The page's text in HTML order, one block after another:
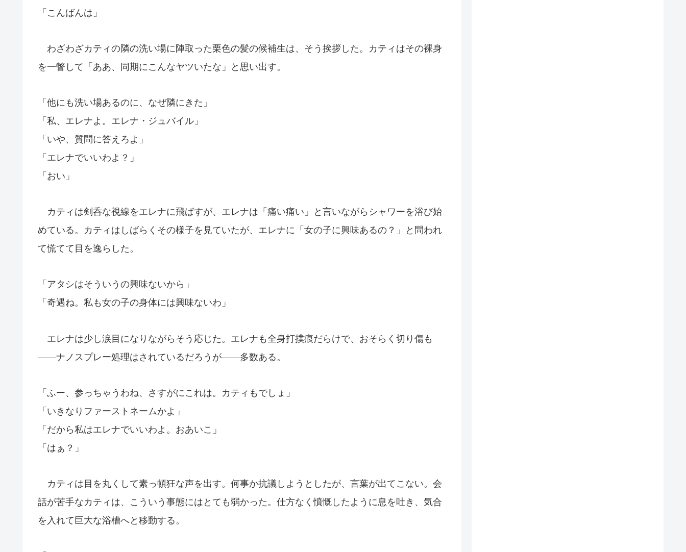
「こんばんは」
わざわざカティの隣の洗い場に陣取った栗色の髪の候補生は、そう挨拶した。カティはその裸身
を一瞥して「ああ、同期にこんなヤツいたな」と思い出す。
「他にも洗い場あるのに、なぜ隣にきた」
「私、エレナよ。エレナ・ジュバイル」
「いや、質問に答えろよ」
「エレナでいいわよ？」
「おい」
カティは剣呑な視線をエレナに飛ばすが、エレナは「痛い痛い」と言いながらシャワーを浴び始
めている。カティはしばらくその様子を見ていたが、エレナに「女の子に興味あるの？」と問われ
て慌てて目を逸らした。
「アタシはそういうの興味ないから」
「奇遇ね。私も女の子の身体には興味ないわ」
エレナは少し涙目になりながらそう応じた。エレナも全身打撲痕だらけで、おそらく切り傷も
――ナノスプレー処理はされているだろうが――多数ある。
「ふー、参っちゃうわね、さすがにこれは。カティもでしょ」
「いきなりファーストネームかよ」
「だから私はエレナでいいわよ。おあいこ」
「はぁ？」
カティは目を丸くして素っ頓狂な声を出す。何事か抗議しようとしたが、言葉が出てこない。会
話が苦手なカティは、こういう事態にはとても弱かった。仕方なく憤慨したように息を吐き、気合
を入れて巨大な浴槽へと移動する。